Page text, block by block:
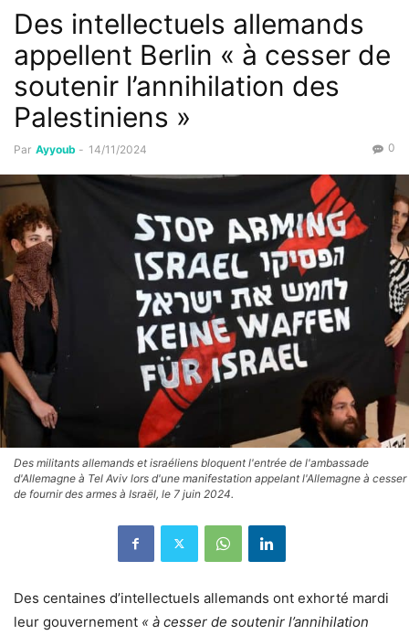
Des intellectuels allemands
appellent Berlin « à cesser de
soutenir l’annihilation des
Palestiniens »
Par Ayyoub - 14/11/2024 0
Des militants allemands et israéliens bloquent l'entrée de l'ambassade
d'Allemagne à Tel Aviv lors d'une manifestation appelant l'Allemagne à cesser
de fournir des armes à Israël, le 7 juin 2024.
Des centaines d’intellectuels allemands ont exhorté mardi
leur gouvernement « à cesser de soutenir l’annihilation